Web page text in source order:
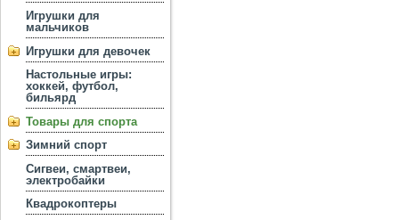
Игрушки для
мальчиков
Игрушки для девочек
Настольные игры:
хоккей, футбол,
бильярд
Товары для спорта
Зимний спорт
Сигвеи, смартвеи,
электробайки
Квадрокоптеры